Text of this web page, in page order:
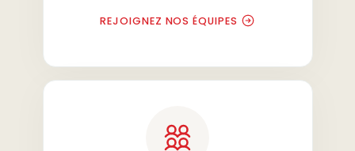
REJOIGNEZ NOS ÉQUIPES